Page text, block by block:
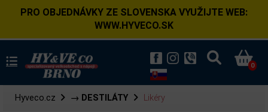
PRO OBJEDNÁVKY ZE SLOVENSKA VYUŽIJTE WEB:
WWW.HYVECO.SK
0
Hyveco.cz → DESTILÁTY Likéry